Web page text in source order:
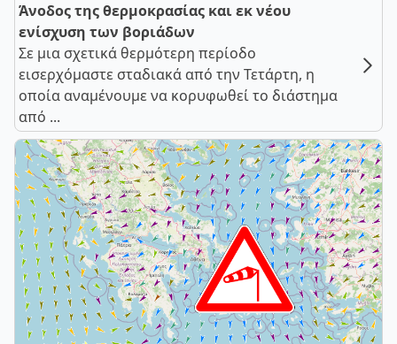
Άνοδος της θερμοκρασίας και εκ νέου
ενίσχυση των βοριάδων
Σε μια σχετικά θερμότερη περίοδο
εισερχόμαστε σταδιακά από την Τετάρτη, η
οποία αναμένουμε να κορυφωθεί το διάστημα
από ...